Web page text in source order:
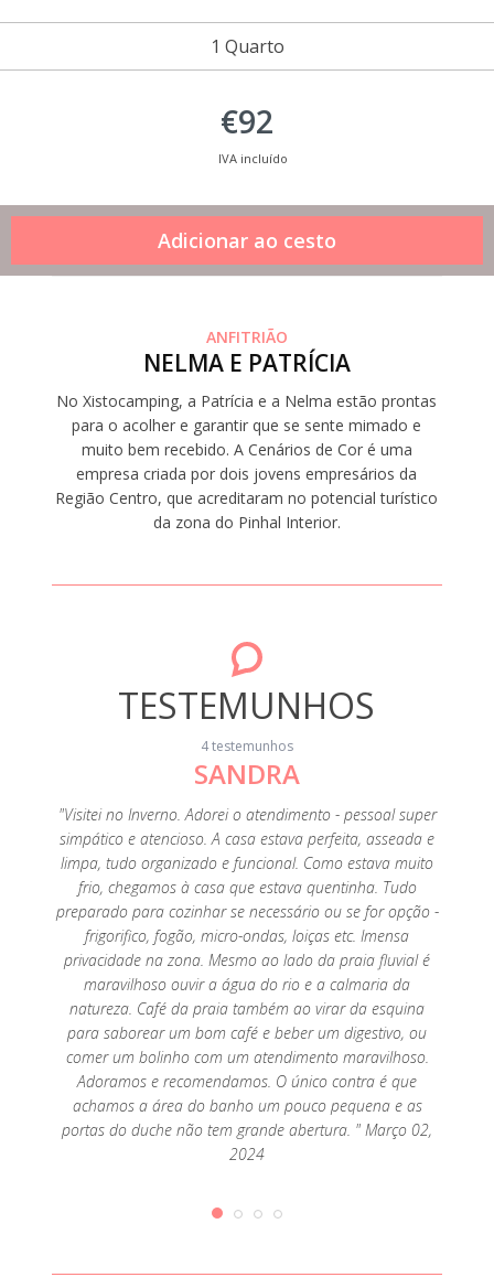
1 Quarto
€92
IVA incluído
ANFITRIÃO
NELMA E PATRÍCIA
No Xistocamping, a Patrícia e a Nelma estão prontas
para o acolher e garantir que se sente mimado e
muito bem recebido. A Cenários de Cor é uma
empresa criada por dois jovens empresários da
Região Centro, que acreditaram no potencial turístico
da zona do Pinhal Interior.
TESTEMUNHOS
4 testemunhos
SANDRA
"Visitei no Inverno. Adorei o atendimento - pessoal super
simpático e atencioso. A casa estava perfeita, asseada e
limpa, tudo organizado e funcional. Como estava muito
frio, chegamos à casa que estava quentinha. Tudo
preparado para cozinhar se necessário ou se for opção -
frigorifico, fogão, micro-ondas, loiças etc. Imensa
privacidade na zona. Mesmo ao lado da praia fluvial é
maravilhoso ouvir a água do rio e a calmaria da
natureza. Café da praia também ao virar da esquina
para saborear um bom café e beber um digestivo, ou
comer um bolinho com um atendimento maravilhoso.
Adoramos e recomendamos. O único contra é que
achamos a área do banho um pouco pequena e as
portas do duche não tem grande abertura. " Março 02,
2024